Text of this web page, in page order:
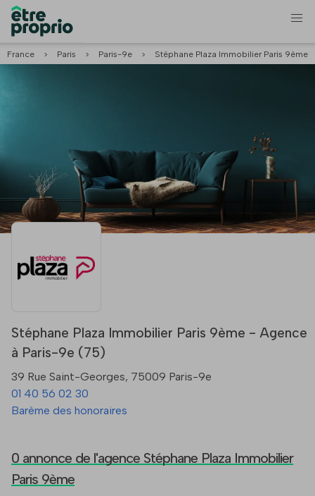
France > Paris > Paris-9e > Stéphane Plaza Immobilier Paris 9ème
Stéphane Plaza Immobilier Paris 9ème - Agence
à Paris-9e (75)
39 Rue Saint-Georges, 75009 Paris-9e
01 40 56 02 30
Barème des honoraires
0 annonce de l'agence Stéphane Plaza Immobilier
Paris 9ème